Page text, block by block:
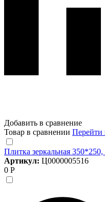
Добавить в сравнение
Товар в сравнении Перейти
Плитка зеркальная
Артикул: Ц0000005516
0 Р